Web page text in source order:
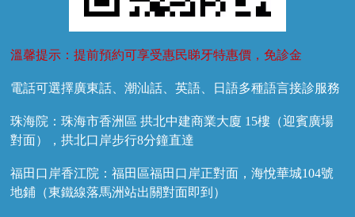
溫馨提示：提前預約可享受惠民睇牙特惠價，免診金
電話可選擇廣東話、潮汕話、英語、日語多種語言接診服務
珠海院：珠海市香洲區 拱北中建商業大廈 15樓（迎賓廣場
對面），拱北口岸步行8分鐘直達
福田口岸香江院：福田區福田口岸正對面，海悅華城104號
地鋪（東鐵線落馬洲站出關對面即到）